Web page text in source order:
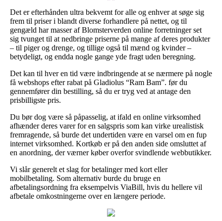
Det er efterhånden ultra bekvemt for alle og enhver at søge sig
frem til priser i blandt diverse forhandlere på nettet, og til
gengæld har masser af Blomsterverden online forretninger set
sig tvunget til at nedbringe priserne på mange af deres produkter
– til piger og drenge, og tillige også til mænd og kvinder –
betydeligt, og endda nogle gange yde fragt uden beregning.
Det kan til hver en tid være indbringende at se nærmere på nogle
få webshops efter rabat på Gladiolus “Ram Bam”. før du
gennemfører din bestilling, så du er tryg ved at antage den
prisbilligste pris.
Du bør dog være så påpasselig, at ifald en online virksomhed
afhænder deres varer for en salgspris som kan virke urealistisk
fremragende, så burde det undertiden være en varsel om en fup
internet virksomhed. Kortkøb er på den anden side omsluttet af
en anordning, der værner køber overfor svindlende webbutikker.
Vi slår generelt et slag for betalinger med kort eller
mobilbetaling. Som alternativ burde du bruge en
afbetalingsordning fra eksempelvis ViaBill, hvis du hellere vil
afbetale omkostningerne over en længere periode.